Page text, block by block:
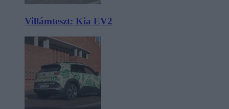
Villámteszt: Kia EV2